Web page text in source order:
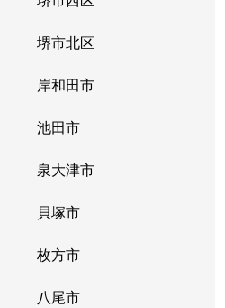
堺市北区
岸和田市
池田市
泉大津市
貝塚市
枚方市
八尾市